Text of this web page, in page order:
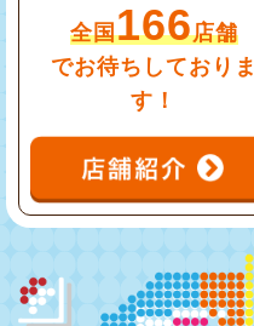
全国166店舗
でお待ちしておりま
す！